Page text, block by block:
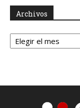
Archivos
Archivos